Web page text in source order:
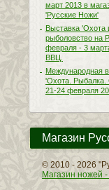
март 2013 в
'Русские Ножи'
Выставка 'Охота
рыболовство на
февраля - 3
ВВЦ.
Международная
'Охота. Рыбалка.
21-24 февраля
Магазин
© 2010 - 2026
Магазин ножей -